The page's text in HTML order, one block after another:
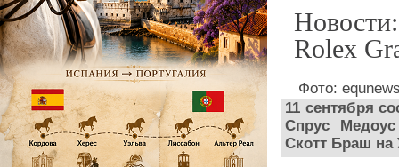
Rolex
Фото:
11 сентября
Спрус
Скотт Браш на